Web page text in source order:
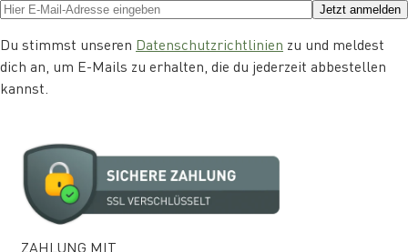
Jetzt anmelden
Du stimmst unseren Datenschutzrichtlinien zu und meldest
dich an, um E-Mails zu erhalten, die du jederzeit abbestellen
kannst.
ZAHLUNG MIT